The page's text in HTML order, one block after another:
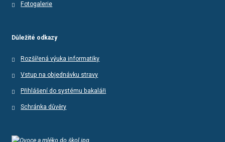
Fotogalerie
Důležité odkazy
Rozšířená výuka informatiky
Vstup na objednávku stravy
Přihlášení do systému bakaláři
Schránka důvěry